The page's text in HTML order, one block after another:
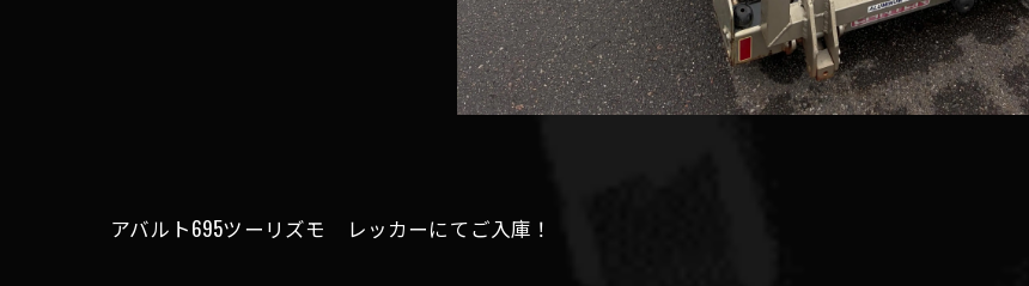
アバルト695ツーリズモ レッカーにてご入庫！